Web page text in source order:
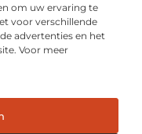
om uw ervaring te
voor verschillende
advertenties en het
Voor meer